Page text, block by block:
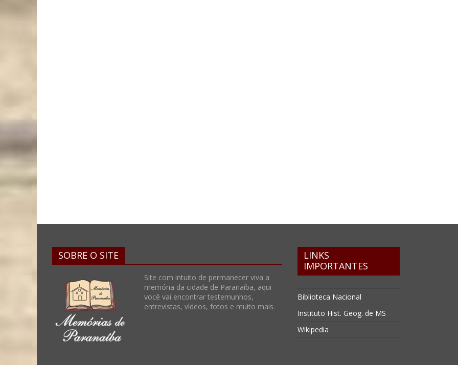
SOBRE O SITE
Site com intuito de permanecer viva a
memória da cidade de Paranaíba, aqui
você vai encontrar testemunhos,
entrevistas, vídeos, fotos e muito mais.
LINKS
IMPORTANTES
Biblioteca Nacional
Instituto Hist. Geog. de MS
Wikipedia